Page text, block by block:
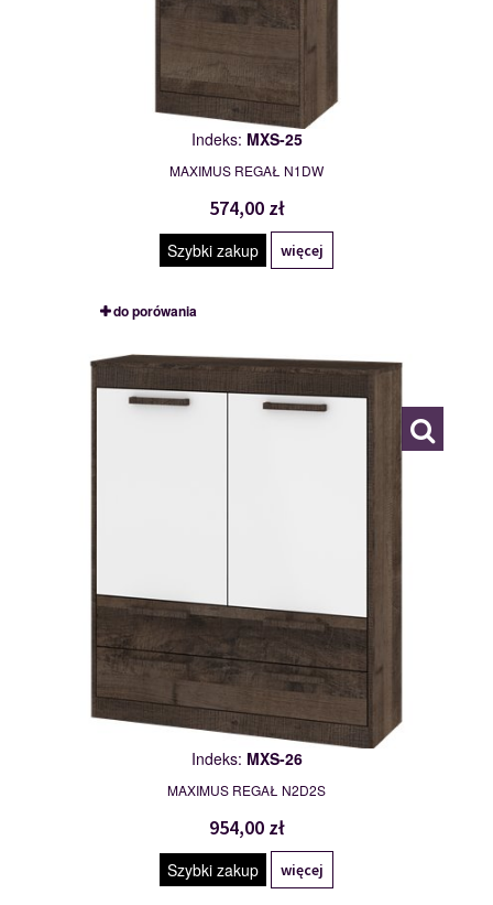
Indeks: MXS-25
MAXIMUS REGAŁ N1DW
574,00 zł
Szybki zakup więcej
do porówania
MXS-26
117778
Indeks: MXS-26
MAXIMUS REGAŁ N2D2S
954,00 zł
Szybki zakup więcej